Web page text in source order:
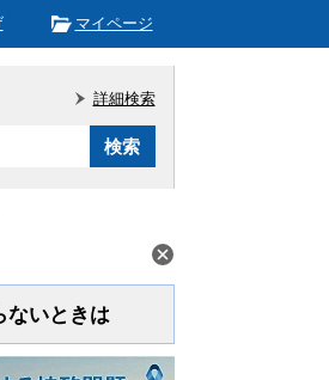
マイページ
詳細検索
ないときは